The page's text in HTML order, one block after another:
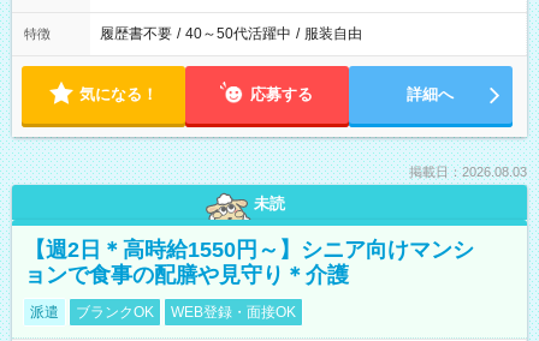
特徴 履歴書不要 / 40～50代活躍中 / 服装自由
気になる！ 応募する 詳細へ
掲載日：2026.08.03
未読
【週2日＊高時給1550円～】シニア向けマンシ
ョンで食事の配膳や見守り＊介護
派遣 ブランクOK WEB登録・面接OK